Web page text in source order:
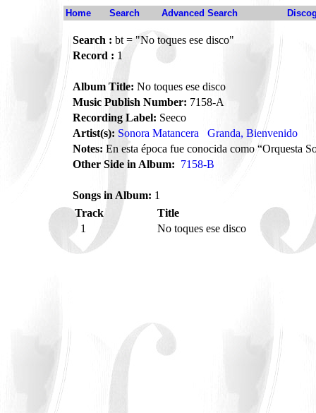
Home Search Advanced Search
Search : bt = "No toques ese disco"
Record : 1
Album Title: No toques ese disco
Music Publish Number: 7158-A
Recording Label: Seeco
Artist(s): Sonora Matancera
Granda, Bienvenido
Notes: En esta época fue conocida como “Orquesta
Other Side in Album: 7158-B
Songs in Album: 1
Track
Title
1
No toques ese disco